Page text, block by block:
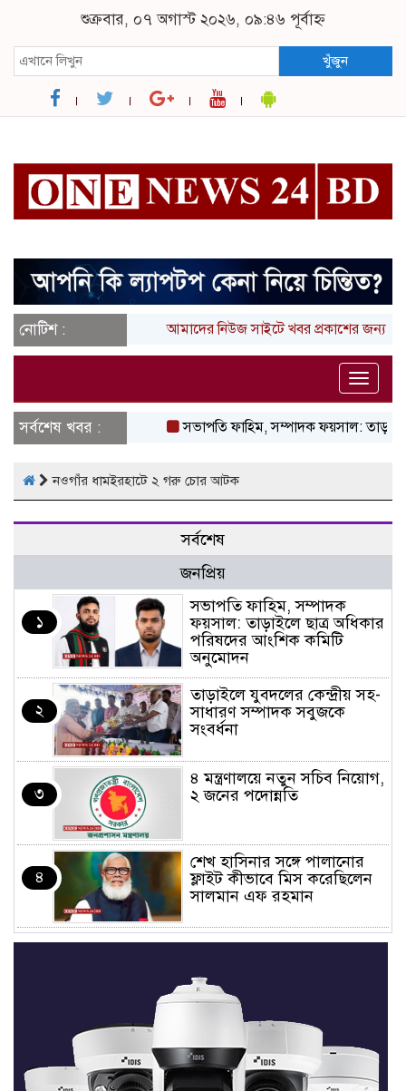
শুক্রবার, ০৭ অগাস্ট ২০২৬, ০৯:৪৬ পূর্বাহ্ন
খুঁজুন
নোটিশ : আমাদের নিউজ সাইটে খবর প্রকাশের জন্য
Toggle
সর্বশেষ খবর :
সভাপতি ফাহিম, সম্পাদক ফয়সাল: তাড়াইলে
নওগাঁর ধামইরহাটে ২ গরু চোর আটক
সর্বশেষ
জনপ্রিয়
১
সভাপতি ফাহিম, সম্পাদক
ফয়সাল: তাড়াইলে ছাত্র অধিকার
পরিষদের আংশিক কমিটি
অনুমোদন
২
তাড়াইলে যুবদলের কেন্দ্রীয় সহ-
সাধারণ সম্পাদক সবুজকে
সংবর্ধনা
৩
৪ মন্ত্রণালয়ে নতুন সচিব নিয়োগ,
২ জনের পদোন্নতি
৪
শেখ হাসিনার সঙ্গে পালানোর
ফ্লাইট কীভাবে মিস করেছিলেন
সালমান এফ রহমান
ভাত রান্নার সময় নরম হয়ে গেলে
মৃত্যুদণ্ড বাদ না দেওয়ায়
প্রত্যক্ষদর্শীদের তথ্য দেয়নি
জাতিসংঘ: ট্রাইব্যুনালকে
প্রসিকিউটর